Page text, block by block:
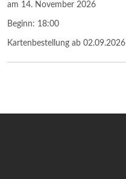
am 14. November 2026
Beginn: 18:00
Kartenbestellung ab 02.09.2026